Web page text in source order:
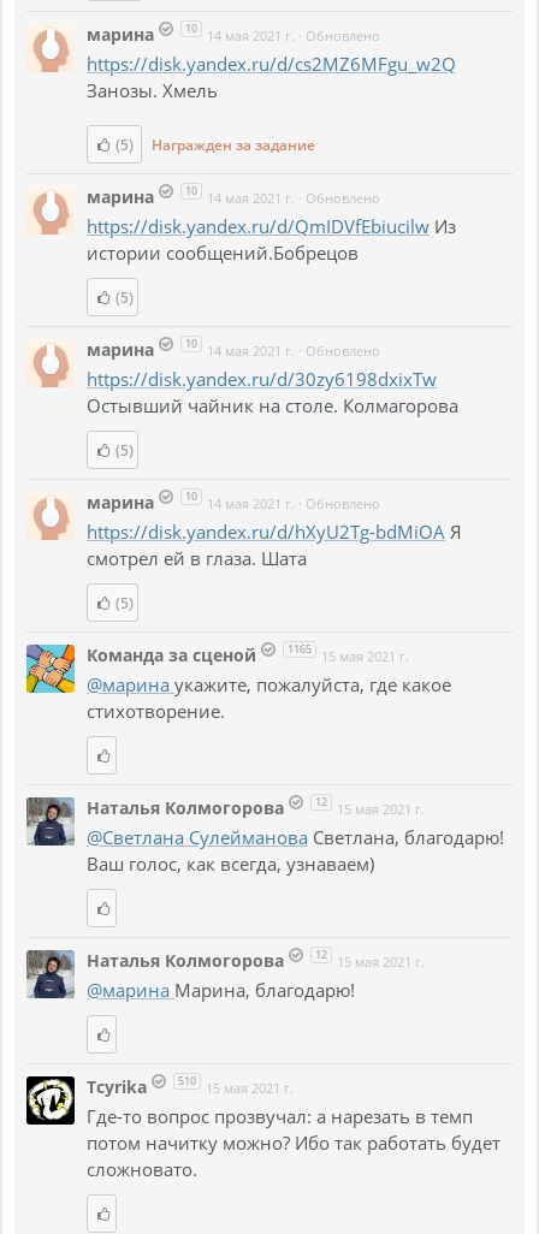
марина 10 14 мая 2021 г. · Обновлено
https://disk.yandex.ru/d/cs2MZ6MFgu_w2Q
Занозы. Хмель
(5) Награжден за задание
марина 10 14 мая 2021 г. · Обновлено
https://disk.yandex.ru/d/QmIDVfEbiucilw Из
истории сообщений.Бобрецов
(5)
марина 10 14 мая 2021 г. · Обновлено
https://disk.yandex.ru/d/30zy6198dxixTw
Остывший чайник на столе. Колмагорова
(5)
марина 10 14 мая 2021 г. · Обновлено
https://disk.yandex.ru/d/hXyU2Tg-bdMiOA Я
смотрел ей в глаза. Шата
(5)
Команда за сценой 1165 15 мая 2021 г.
@марина укажите, пожалуйста, где какое
стихотворение.
Наталья Колмогорова 12 15 мая 2021 г.
@Светлана Сулейманова Светлана, благодарю!
Ваш голос, как всегда, узнаваем)
Наталья Колмогорова 12 15 мая 2021 г.
@марина Марина, благодарю!
Tcyrika 510 15 мая 2021 г.
Где-то вопрос прозвучал: а нарезать в темп
потом начитку можно? Ибо так работать будет
сложновато.